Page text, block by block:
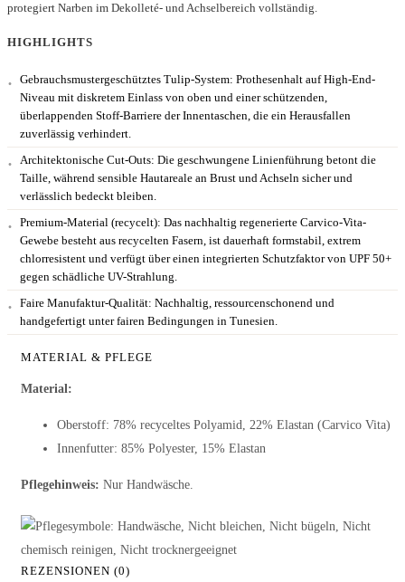
protegiert Narben im Dekolleté- und Achselbereich vollständig.
HIGHLIGHTS
Gebrauchsmustergeschütztes Tulip-System: Prothesenhalt auf High-End-
Niveau mit diskretem Einlass von oben und einer schützenden,
überlappenden Stoff-Barriere der Innentaschen, die ein Herausfallen
zuverlässig verhindert.
Architektonische Cut-Outs: Die geschwungene Linienführung betont die
Taille, während sensible Hautareale an Brust und Achseln sicher und
verlässlich bedeckt bleiben.
Premium-Material (recycelt): Das nachhaltig regenerierte Carvico-Vita-
Gewebe besteht aus recycelten Fasern, ist dauerhaft formstabil, extrem
chlorresistent und verfügt über einen integrierten Schutzfaktor von UPF 50+
gegen schädliche UV-Strahlung.
Faire Manufaktur-Qualität: Nachhaltig, ressourcenschonend und
handgefertigt unter fairen Bedingungen in Tunesien.
MATERIAL & PFLEGE
Material:
Oberstoff: 78% recyceltes Polyamid, 22% Elastan (Carvico Vita)
Innenfutter: 85% Polyester, 15% Elastan
Pflegehinweis: Nur Handwäsche.
REZENSIONEN (0)